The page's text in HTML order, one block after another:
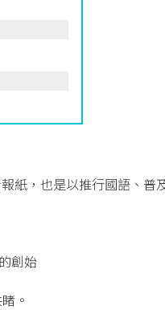
紙，也是以推行國語、普
創始
。